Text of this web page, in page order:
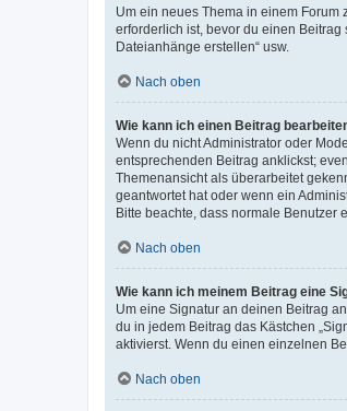
Um ein neues Thema in einem Forum
erforderlich ist, bevor du einen Beitrag
Dateianhänge erstellen“ usw.
Nach oben
Wie kann ich einen Beitrag
Wenn du nicht Administrator oder
entsprechenden Beitrag anklickst;
Themenansicht als überarbeitet
geantwortet hat oder wenn ein
Bitte beachte, dass normale
Nach oben
Wie kann ich meinem Beitrag eine
Um eine Signatur an deinen Beitrag
du in jedem Beitrag das Kästchen
aktivierst. Wenn du einen einzelnen
Nach oben